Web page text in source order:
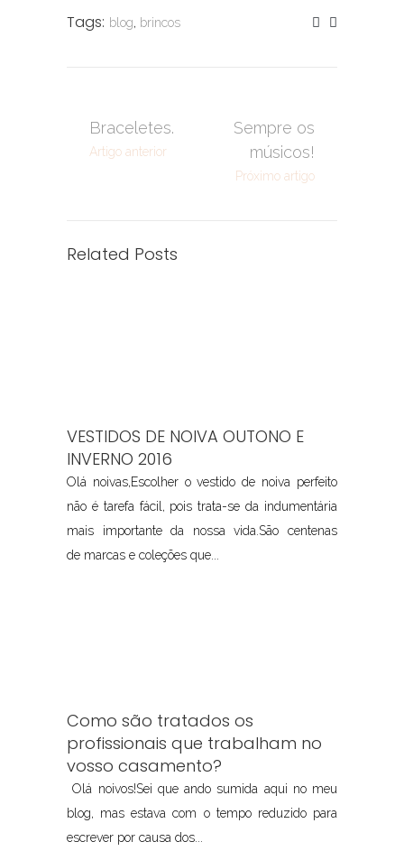
Tags: blog, brincos
Braceletes.
Artigo anterior
Sempre os
músicos!
Próximo artigo
Related Posts
VESTIDOS DE NOIVA OUTONO E
INVERNO 2016
Olá noivas,Escolher o vestido de noiva perfeito
não é tarefa fácil, pois trata-se da indumentária
mais importante da nossa vida.São centenas
de marcas e coleções que...
Como são tratados os
profissionais que trabalham no
vosso casamento?
Olá noivos!Sei que ando sumida aqui no meu
blog, mas estava com o tempo reduzido para
escrever por causa dos...